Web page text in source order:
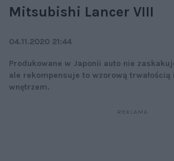
Mitsubishi Lancer VIII
04.11.2020 21:44
Produkowane w Japonii auto nie
ale rekompensuje to wzorową trwałością
wnętrzem.